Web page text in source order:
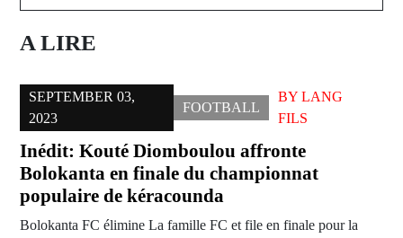
A LIRE
SEPTEMBER 03,
2023
FOOTBALL
BYLANG
FILS
Inédit: Kouté Diomboulou affronte
Bolokanta en finale du championnat
populaire de kéracounda
Bolokanta FC élimine La famille FC et file en finale pour la